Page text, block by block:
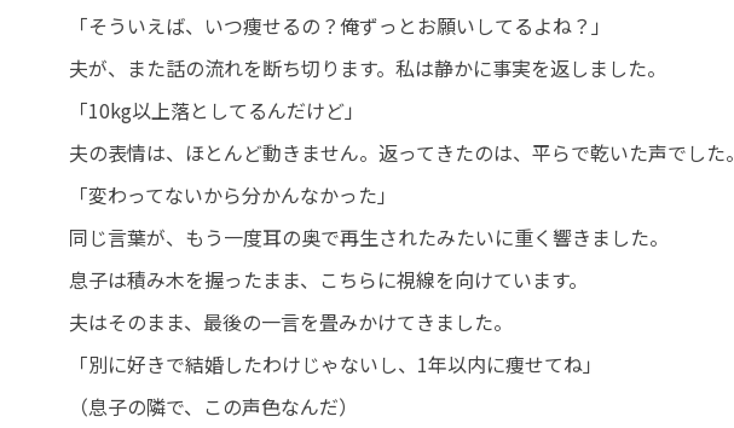
「そういえば、いつ痩せるの？俺ずっとお願いしてるよね？」
夫が、また話の流れを断ち切ります。私は静かに事実を返しました。
「10kg以上落としてるんだけど」
夫の表情は、ほとんど動きません。返ってきたのは、平らで乾いた声でした。
「変わってないから分かんなかった」
同じ言葉が、もう一度耳の奥で再生されたみたいに重く響きました。
息子は積み木を握ったまま、こちらに視線を向けています。
夫はそのまま、最後の一言を畳みかけてきました。
「別に好きで結婚したわけじゃないし、1年以内に痩せてね」
（息子の隣で、この声色なんだ）